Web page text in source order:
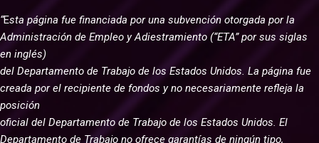
“Esta página fue financiada por una subvención otorgada por la
Administración de Empleo y Adiestramiento (“ETA” por sus siglas
en inglés)
del Departamento de Trabajo de los Estados Unidos. La página fue
creada por el recipiente de fondos y no necesariamente refleja la
posición
oficial del Departamento de Trabajo de los Estados Unidos. El
Departamento de Trabajo no ofrece garantías de ningún tipo,